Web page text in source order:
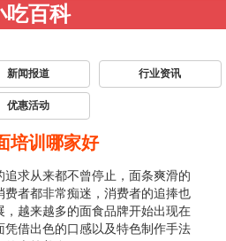
吃百科
新闻报道 行业资讯
优惠活动
培训哪家好
求从来都不曾停止，面条爽滑的
者都非常痴迷，消费者的追捧也
越来越多的面食品牌开始出现在
借出色的口感以及特色制作手法